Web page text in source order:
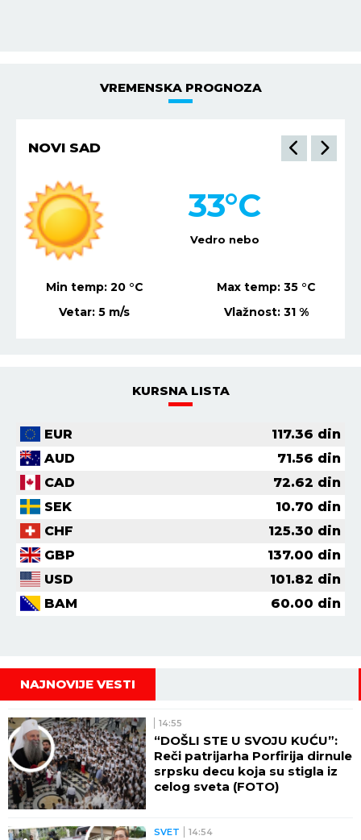
VREMENSKA PROGNOZA
NIŠ
Mestimično oblačno
34°C
Min temp:22 °C Max temp: 36 °C
Vetar: 7 m/s Vlažnost: 25 %
KURSNA LISTA
EUR 117.36 din
AUD
71.56 din
CAD
72.62 din
SEK
10.70 din
CHF
125.30 din
GBP
137.00 din
USD
101.82 din
BAM
60.00 din
NAJNOVIJE VESTI
14:55
“DOŠLI STE U SVOJU KUĆU”:
Reči patrijarha Porfirija dirnule
srpsku decu koja su stigla iz
celog sveta (FOTO)
SVET 14:54